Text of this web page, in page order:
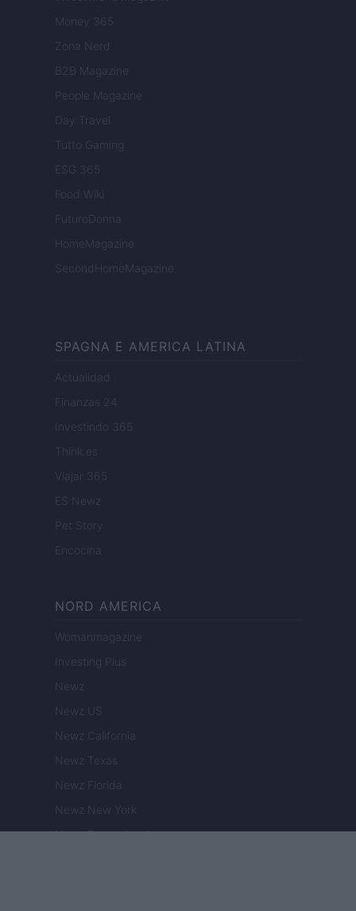
Money 365
Zona Nerd
B2B Magazine
People Magazine
Day Travel
Tutto Gaming
ESG 365
Food Wiki
FuturoDonna
HomeMagazine
SecondHomeMagazine
SPAGNA E AMERICA LATINA
Actualidad
Finanzas 24
Investindo 365
Think.es
Viajar 365
ES Newz
Pet Story
Encocina
NORD AMERICA
Womanmagazine
Investing Plus
Newz
Newz US
Newz California
Newz Texas
Newz Florida
Newz New York
Newz Pennsylvania